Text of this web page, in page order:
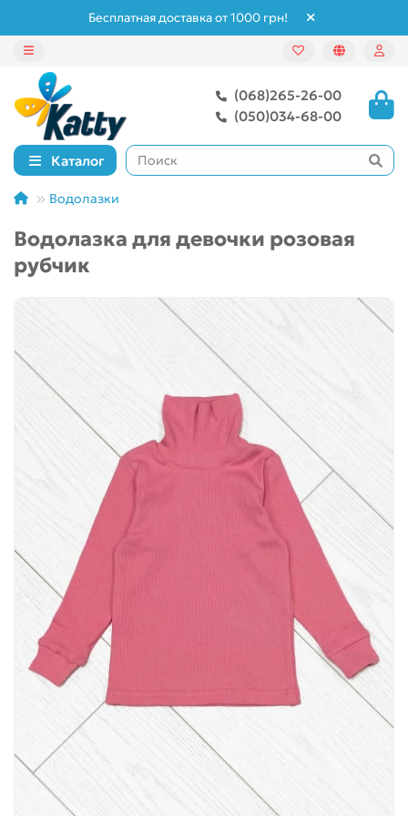
Бесплатная доставка от 1000 грн!
(068)265-26-00
(050)034-68-00
Каталог
Водолазки
Водолазка для девочки розовая
рубчик